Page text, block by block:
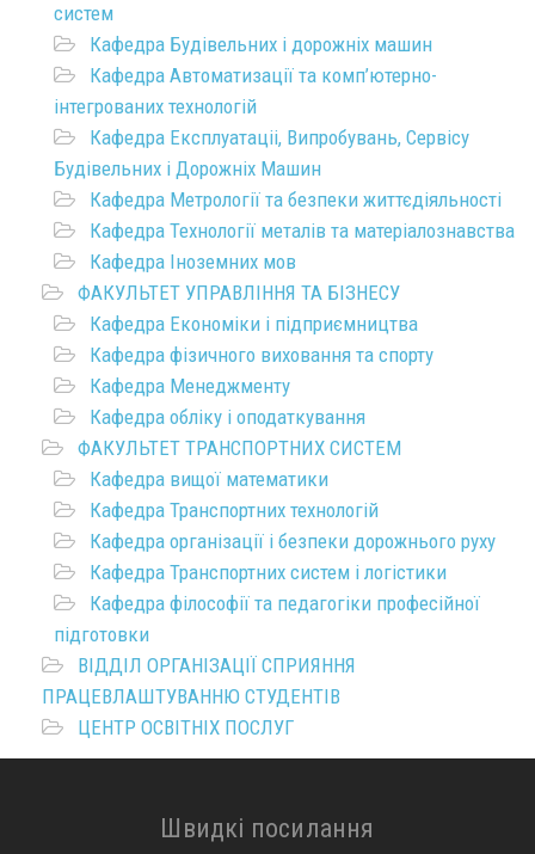
систем
Кафедра Будівельних і дорожніх машин
Кафедра Автоматизації та комп’ютерно-
інтегрованих технологій
Кафедра Експлуатаціі, Випробувань, Сервісу
Будівельних і Дорожніх Машин
Кафедра Метрології та безпеки життєдіяльності
Кафедра Технології металів та матеріалознавства
Кафедра Іноземних мов
ФАКУЛЬТЕТ УПРАВЛІННЯ ТА БІЗНЕСУ
Кафедра Економіки і підприємництва
Кафедра фізичного виховання та спорту
Кафедра Менеджменту
Кафедра обліку і оподаткування
ФАКУЛЬТЕТ ТРАНСПОРТНИХ СИСТЕМ
Кафедра вищої математики
Кафедра Транспортних технологій
Кафедра організації і безпеки дорожнього руху
Кафедра Транспортних систем і логістики
Кафедра філософії та педагогіки професійної
підготовки
ВІДДІЛ ОРГАНІЗАЦІЇ СПРИЯННЯ
ПРАЦЕВЛАШТУВАННЮ СТУДЕНТІВ
ЦЕНТР ОСВІТНІХ ПОСЛУГ
Швидкі посилання